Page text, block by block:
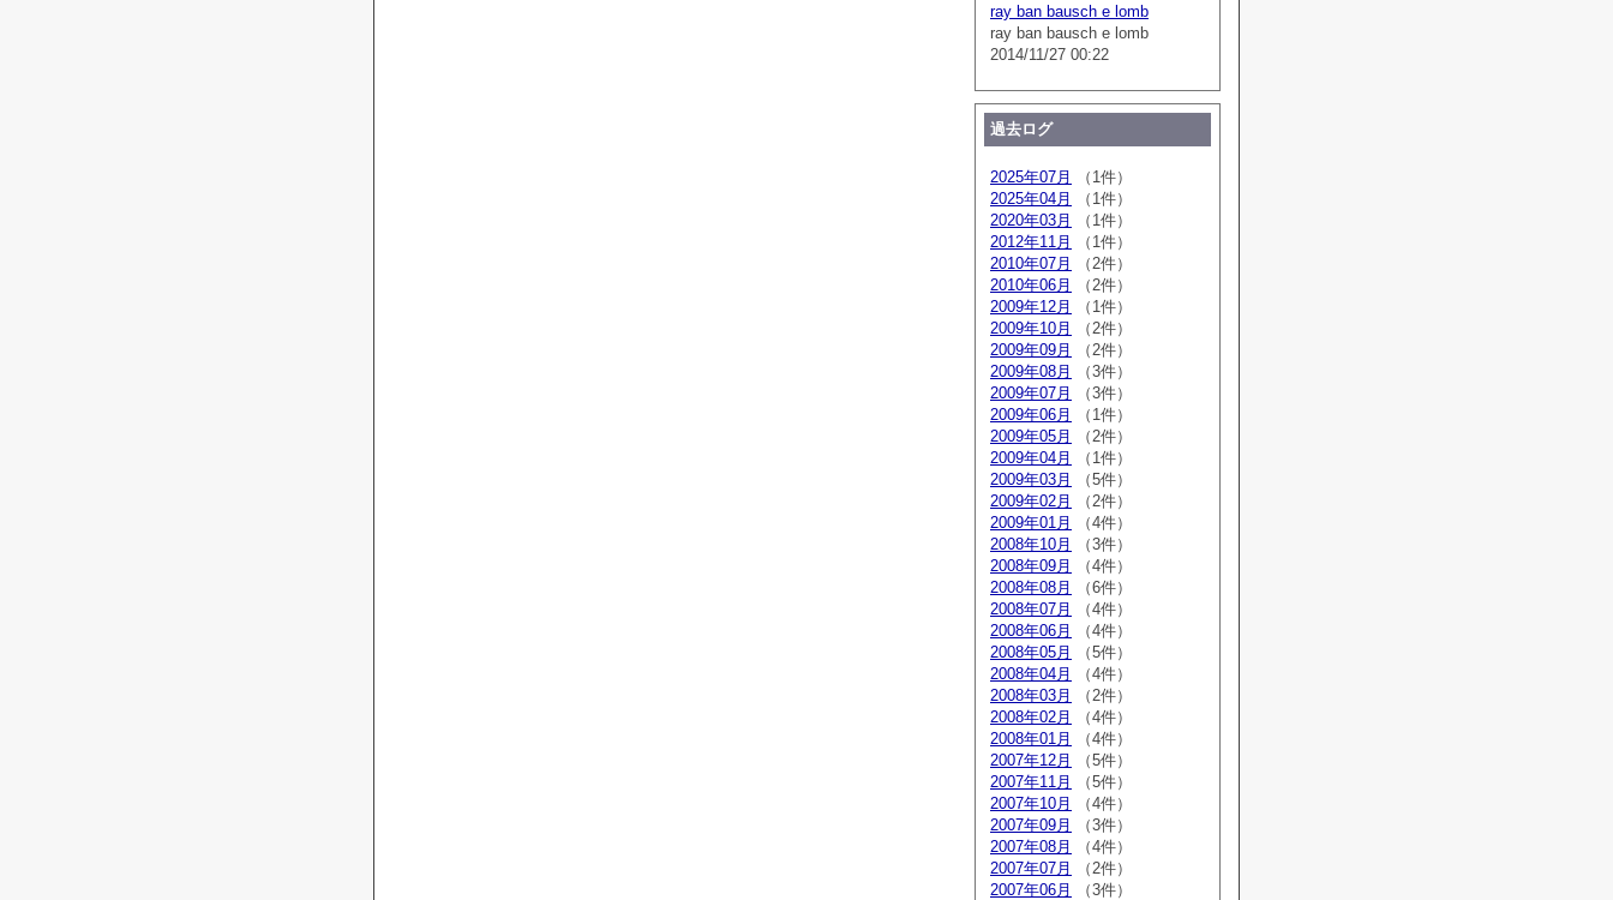
ray ban bausch e lomb
ray ban bausch e lomb
2014/11/27 00:22
過去ログ
2025年07月
（1件）
2025年04月
（1件）
2020年03月
（1件）
2012年11月
（1件）
2010年07月
（2件）
2010年06月
（2件）
2009年12月
（1件）
2009年10月
（2件）
2009年09月
（2件）
2009年08月
（3件）
2009年07月
（3件）
2009年06月
（1件）
2009年05月
（2件）
2009年04月
（1件）
2009年03月
（5件）
2009年02月
（2件）
2009年01月
（4件）
2008年10月
（3件）
2008年09月
（4件）
2008年08月
（6件）
2008年07月
（4件）
2008年06月
（4件）
2008年05月
（5件）
2008年04月
（4件）
2008年03月
（2件）
2008年02月
（4件）
2008年01月
（4件）
2007年12月
（5件）
2007年11月
（5件）
2007年10月
（4件）
2007年09月
（3件）
2007年08月
（4件）
2007年07月
（2件）
2007年06月
（3件）